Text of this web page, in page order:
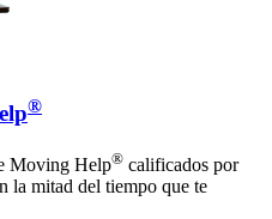
®
Moving Help® calificados por
la mitad del tiempo que te